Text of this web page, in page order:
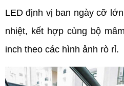
LED định vị ban ngày cỡ
nhiệt, kết hợp cùng bộ
inch theo các hình ảnh rò rỉ.